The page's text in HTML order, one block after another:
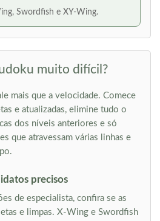
Swordfish e XY-Wing.
muito difícil?
mais que a velocidade. Comece
e atualizadas, elimine tudo o
dos níveis anteriores e só
que atravessam várias linhas e
precisos
de especialista, confira se as
e limpas. X-Wing e Swordfish